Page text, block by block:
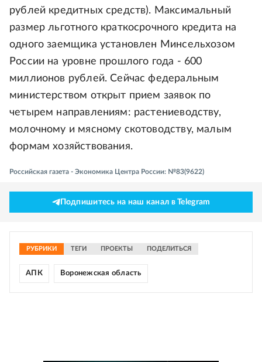
рублей кредитных средств). Максимальный
размер льготного краткосрочного кредита на
одного заемщика установлен Минсельхозом
России на уровне прошлого года - 600
миллионов рублей. Сейчас федеральным
министерством открыт прием заявок по
четырем направлениям: растениеводству,
молочному и мясному скотоводству, малым
формам хозяйствования.
Российская газета - Экономика Центра России: №83(9622)
Подпишитесь на наш канал в Telegram
РУБРИКИ ТЕГИ ПРОЕКТЫ ПОДЕЛИТЬСЯ
АПК Воронежская область